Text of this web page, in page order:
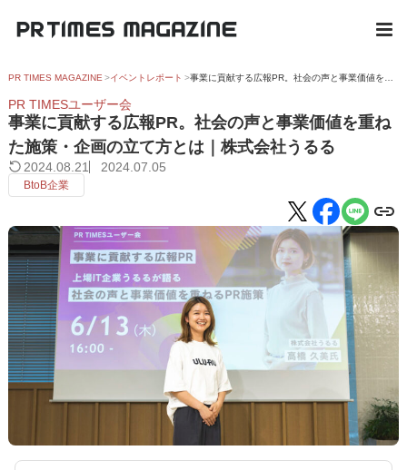
PR TIMES MAGAZINE イベントレポート
PR TIMESユーザー会
事業に貢献する広報PR。社会の声と事業価値を重ね
た施策・企画の立て方とは｜株式会社うるる
2024.08.21 2024.07.05
BtoB企業